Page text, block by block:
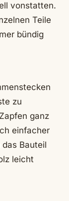
vonstatten.
Teile
bündig
zu
ganz
einfacher
Bauteil
leicht